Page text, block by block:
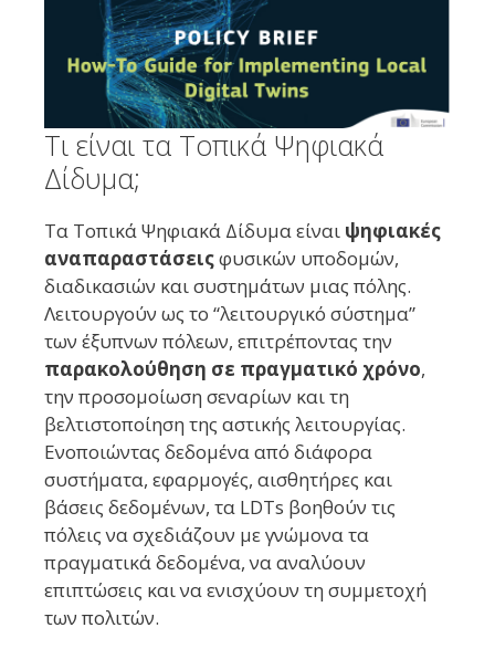
Τι είναι τα Τοπικά Ψηφιακά
Δίδυμα;
Τα Τοπικά Ψηφιακά Δίδυμα είναι ψηφιακές
αναπαραστάσειςφυσικών υποδομών,
διαδικασιών και συστημάτων μιας πόλης.
Λειτουργούν ως το “λειτουργικό σύστημα”
των έξυπνων πόλεων, επιτρέποντας την
παρακολούθηση σε πραγματικό χρόνο,
την προσομοίωση σεναρίων και τη
βελτιστοποίηση της αστικής λειτουργίας.
Ενοποιώντας δεδομένα από διάφορα
συστήματα, εφαρμογές, αισθητήρες και
βάσεις δεδομένων, τα LDTs βοηθούν τις
πόλεις να σχεδιάζουν με γνώμονα τα
πραγματικά δεδομένα, να αναλύουν
επιπτώσεις και να ενισχύουν τη συμμετοχή
των πολιτών.